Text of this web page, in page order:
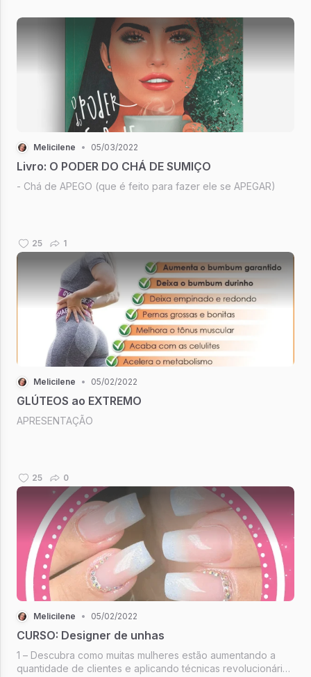
Melicilene • 05/03/2022
Livro: O PODER DO CHÁ DE SUMIÇO
- Chá de APEGO (que é feito para fazer ele se APEGAR)
25 1
Melicilene • 05/02/2022
GLÚTEOS ao EXTREMO
APRESENTAÇÃO
25 0
Melicilene • 05/02/2022
CURSO: Designer de unhas
1 – Descubra como muitas mulheres estão aumentando a
quantidade de clientes e aplicando técnicas revolucionárias